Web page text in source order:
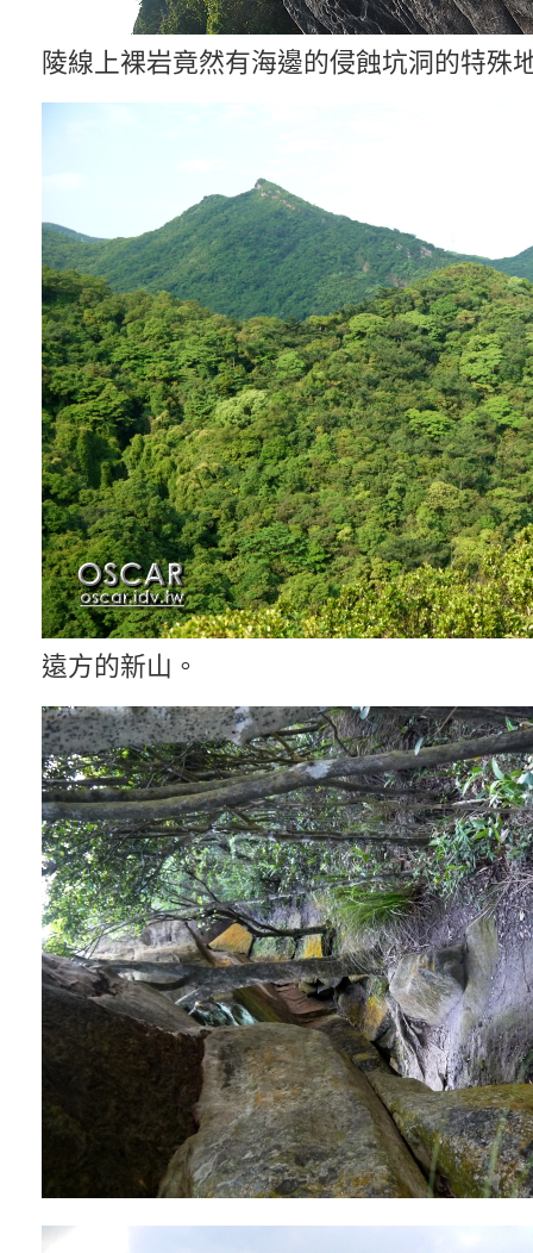
陵線上裸岩竟然有海邊的侵蝕坑洞的特殊
遠方的新山。